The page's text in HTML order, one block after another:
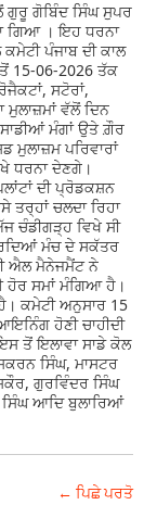
ਗੋਬਿੰਦ ਸਿੰਘ ਸੁਪਰ
ਗਿਆ । ਇਹ ਧਰਨਾ
ਪੰਜਾਬ ਦੀ ਕਾਲ
15-06-2026 ਤੱਕ
ਸਟੋਰਾਂ,
ਵੱਲੋਂ ਦਿਨ
ਸਾਡੀਆਂ ਮੰਗਾਂ ਉਤੇ ਗ਼ੌਰ
ਮੁਲਾਜ਼ਮ ਪਰਿਵਾਰਾਂ
ਧਰਨਾ ਦੇਣਗੇ।
ਦੀ ਪ੍ਰੋਡਕਸ਼ਨ
ਚਲਦਾ ਰਿਹਾ
ਚੰਡੀਗੜ੍ਹ ਵਿਖੇ ਸੀ
ਮੰਚ ਦੇ ਸਕੱਤਰ
ਐਲ ਮੈਨੇਜਮੈਂਟ ਨੇ
ਹੋਰ ਸਮਾਂ ਮੰਗਿਆ ਹੈ।
ਕਮੇਟੀ ਅਨੁਸਾਰ 15
ਹੋਣੀ ਚਾਹੀਦੀ
ਤੋਂ ਇਲਾਵਾ ਸਾਡੇ ਕੋਲ
ਸਿੰਘ, ਮਾਸਟਰ
ਗੁਰਵਿੰਦਰ ਸਿੰਘ
ਆਦਿ ਬੁਲਾਰਿਆਂ
← ਪਿਛੇ ਪਰਤੋ